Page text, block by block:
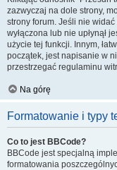
zazwyczaj na dole strony,
strony forum. Jeśli nie
wyłączona lub nie upłynął
użycie tej funkcji. Innym,
początek, jest napisanie w
przestrzegać regulaminu
Na górę
Formatowanie i typy
Co to jest BBCode?
BBCode jest specjalną
formatowania